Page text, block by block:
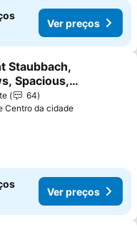
Ver preços
aos favoritos
Staubbach,
Spacious,
64
Centro da cidade
Ver preços